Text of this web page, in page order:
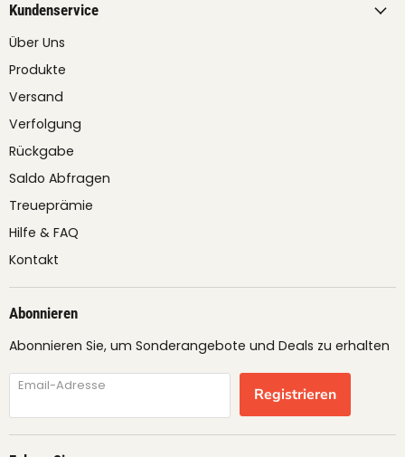
Kundenservice
Über Uns
Produkte
Versand
Verfolgung
Rückgabe
Saldo Abfragen
Treueprämie
Hilfe & FAQ
Kontakt
Abonnieren
Abonnieren Sie, um Sonderangebote und Deals zu erhalten
Email-Adresse Registrieren